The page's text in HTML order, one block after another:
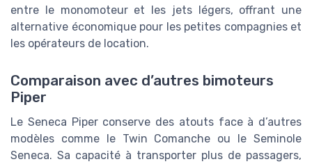
entre le monomoteur et les jets légers, offrant une
alternative économique pour les petites compagnies et
les opérateurs de location.
Comparaison avec d’autres bimoteurs
Piper
Le Seneca Piper conserve des atouts face à d’autres
modèles comme le Twin Comanche ou le Seminole
Seneca. Sa capacité à transporter plus de passagers,